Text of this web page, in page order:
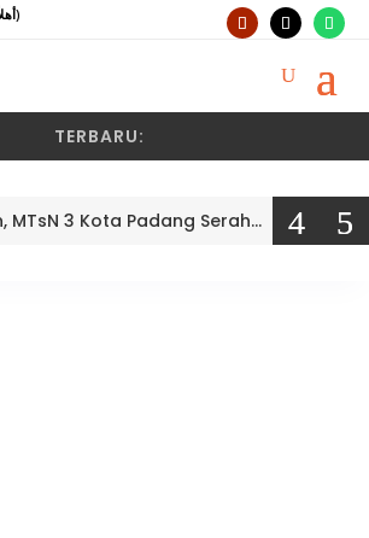
(أهلاً وسهلاً)
TERBARU:
Wujud Kepedulian, MTsN 3 Kota Padang Serahkan Bantuan PIP 2026 Secara Simbolis